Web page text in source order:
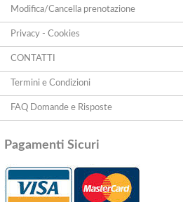
Modifica/Cancella prenotazione
Privacy - Cookies
CONTATTI
Termini e Condizioni
FAQ Domande e Risposte
Pagamenti Sicuri